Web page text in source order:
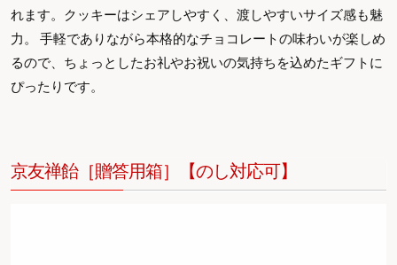
れます。クッキーはシェアしやすく、渡しやすいサイズ感も魅
力。 手軽でありながら本格的なチョコレートの味わいが楽しめ
るので、ちょっとしたお礼やお祝いの気持ちを込めたギフトに
ぴったりです。
京友禅飴［贈答用箱］【のし対応可】